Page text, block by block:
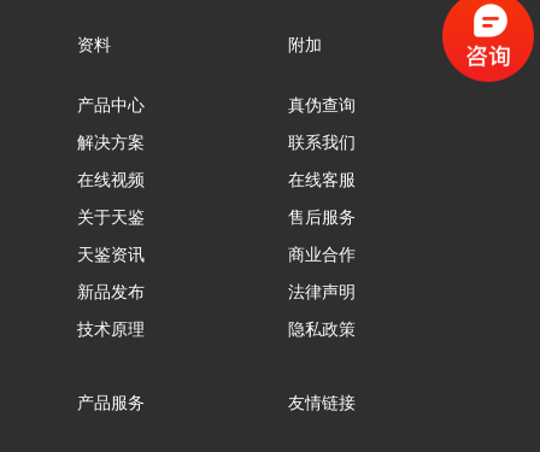
资料
产品中心
解决方案
在线视频
关于天鉴
天鉴资讯
新品发布
技术原理
附加
真伪查询
联系我们
在线客服
售后服务
商业合作
法律声明
隐私政策
产品服务 友情链接